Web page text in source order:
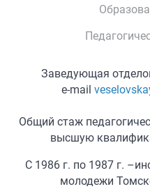
Заведующая
e-mail
Общий стаж
высшую
С 1986 г. по 1987 г.
молодежи